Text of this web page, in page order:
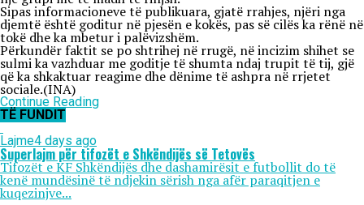
Sipas informacioneve të publikuara, gjatë rrahjes, njëri nga
djemtë është goditur në pjesën e kokës, pas së cilës ka rënë në
tokë dhe ka mbetur i palëvizshëm.
Përkundër faktit se po shtrihej në rrugë, në incizim shihet se
sulmi ka vazhduar me goditje të shumta ndaj trupit të tij, gjë
që ka shkaktuar reagime dhe dënime të ashpra në rrjetet
sociale.(INA)
Continue Reading
TË FUNDIT
Lajme4 days ago
Superlajm për tifozët e Shkëndijës së Tetovës
Tifozët e KF Shkëndijës dhe dashamirësit e futbollit do të
kenë mundësinë të ndjekin sërish nga afër paraqitjen e
kuqezinjve...